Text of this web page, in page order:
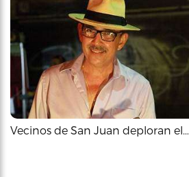
Vecinos de San Juan deploran el…